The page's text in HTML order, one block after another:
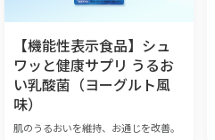
【機能性表示食品】シュ
ワッと健康サプリ うるお
い乳酸菌（ヨーグルト風
味）
肌のうるおいを維持、お通じを改善。